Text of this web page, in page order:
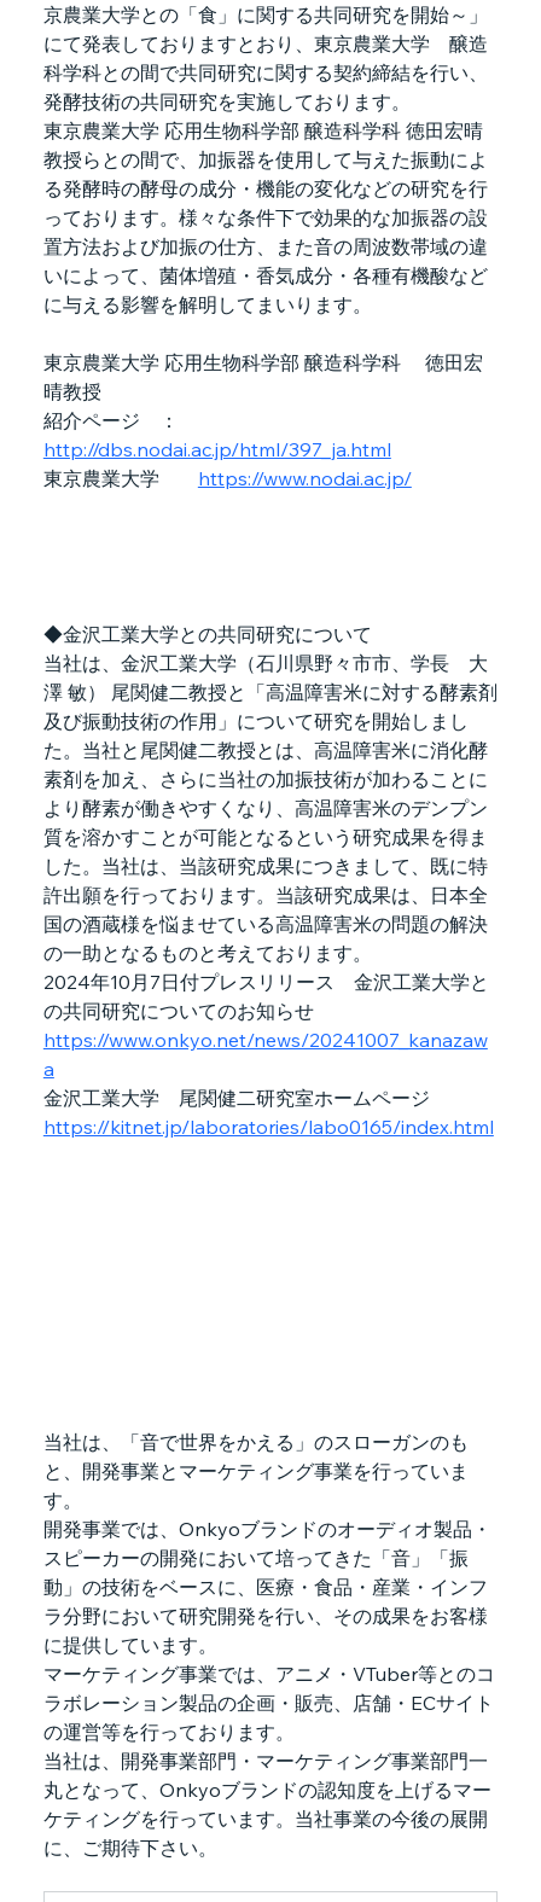
京農業大学との「食」に関する共同研究を開始～」
にて発表しておりますとおり、東京農業大学　醸造
科学科との間で共同研究に関する契約締結を行い、
発酵技術の共同研究を実施しております。
東京農業大学 応用生物科学部 醸造科学科 徳田宏晴
教授らとの間で、加振器を使用して与えた振動によ
る発酵時の酵母の成分・機能の変化などの研究を行
っております。様々な条件下で効果的な加振器の設
置方法および加振の仕方、また音の周波数帯域の違
いによって、菌体増殖・香気成分・各種有機酸など
に与える影響を解明してまいります。
東京農業大学 応用生物科学部 醸造科学科　 徳田宏
晴教授
紹介ページ　：
http://dbs.nodai.ac.jp/html/397_ja.html
東京農業大学 https://www.nodai.ac.jp/
◆金沢工業大学との共同研究について
当社は、金沢工業大学（石川県野々市市、学長　大
澤 敏） 尾関健二教授と「高温障害米に対する酵素剤
及び振動技術の作用」について研究を開始しまし
た。当社と尾関健二教授とは、高温障害米に消化酵
素剤を加え、さらに当社の加振技術が加わることに
より酵素が働きやすくなり、高温障害米のデンプン
質を溶かすことが可能となるという研究成果を得ま
した。当社は、当該研究成果につきまして、既に特
許出願を行っております。当該研究成果は、日本全
国の酒蔵様を悩ませている高温障害米の問題の解決
の一助となるものと考えております。
2024年10月7日付プレスリリース　金沢工業大学と
の共同研究についてのお知らせ
https://www.onkyo.net/news/20241007_kanazaw
a
金沢工業大学　尾関健二研究室ホームページ
https://kitnet.jp/laboratories/labo0165/index.html
当社は、「音で世界をかえる」のスローガンのも
と、開発事業とマーケティング事業を行っていま
す。
開発事業では、Onkyoブランドのオーディオ製品・
スピーカーの開発において培ってきた「音」「振
動」の技術をベースに、医療・食品・産業・インフ
ラ分野において研究開発を行い、その成果をお客様
に提供しています。
マーケティング事業では、アニメ・VTuber等とのコ
ラボレーション製品の企画・販売、店舗・ECサイト
の運営等を行っております。
当社は、開発事業部門・マーケティング事業部門一
丸となって、Onkyoブランドの認知度を上げるマー
ケティングを行っています。当社事業の今後の展開
に、ご期待下さい。